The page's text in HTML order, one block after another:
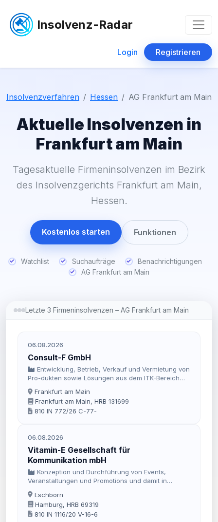
Insolvenz-Radar
Login Registrieren
Insolvenzverfahren Hessen AG Frankfurt am Main
Aktuelle Insolvenzen in
Frankfurt am Main
Tagesaktuelle Firmeninsolvenzen im Bezirk
des Insolvenzgerichts Frankfurt am Main,
Hessen.
Kostenlos starten Funktionen
Watchlist Suchaufträge
Benachrichtigungen
AG Frankfurt am Main
Letzte 3 Firmeninsolvenzen – AG Frankfurt am Main
06.08.2026
Consult-F GmbH
Entwicklung, Betrieb, Verkauf und Vermietung von
Pro-dukten sowie Lösungen aus dem ITK-Bereich
(ITK = Informations und
Telekommunikationstechnologie), Entwicklung,
Betrieb, Verkauf und Vermietung von Web-
Plattformen, Beratung und Dienstleistung im Bereich
verschiedener Art, insbesondere mit Textilien.
Frankfurt am Main
Frankfurt am Main, HRB 131699
810 IN 772/26 C-77-
06.08.2026
Vitamin-E Gesellschaft für
Kommunikation mbH
Konzeption und Durchführung von Events,
Veranstaltungen und Promotions und damit in
Verbindung stehende Geschäfte sowie die
Bereitstellung eines weltweiten Trendscouting-
Netzes, die Herausgabe damit im Zusammenhang
stehender Publikationen sowie die Vermittlung von
Eschborn
Hamburg, HRB 69319
810 IN 1116/20 V-16-6